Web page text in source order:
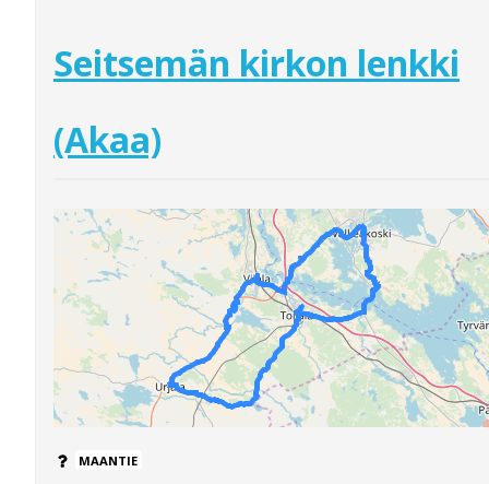
Seitsemän kirkon lenkki
(Akaa)
MAANTIE